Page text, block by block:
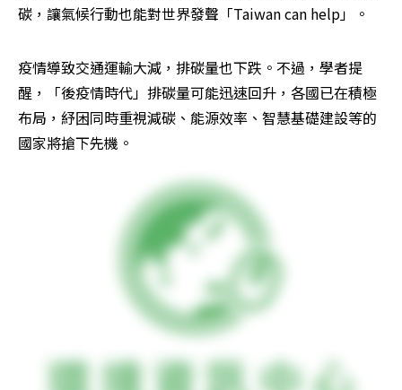
碳，讓氣候行動也能對世界發聲「Taiwan can help」。
疫情導致交通運輸大減，排碳量也下跌。不過，學者提
醒，「後疫情時代」排碳量可能迅速回升，各國已在積極
布局，紓困同時重視減碳、能源效率、智慧基礎建設等的
國家將搶下先機。